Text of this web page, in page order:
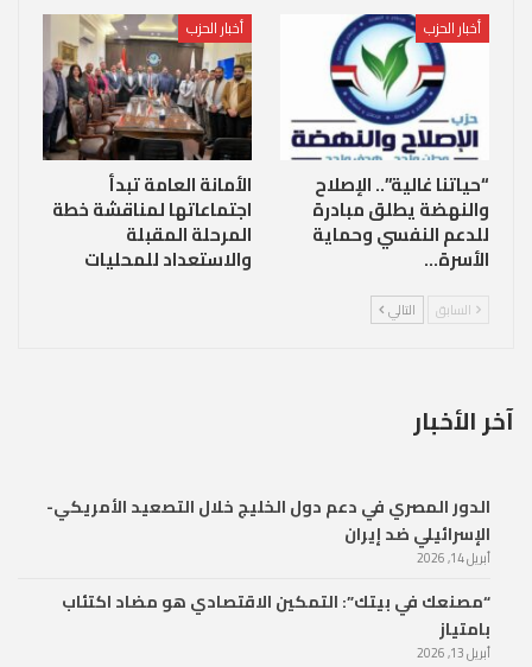
أخبار الحزب
“حياتنا غالية”.. الإصلاح
والنهضة يطلق مبادرة
للدعم النفسي وحماية
الأسرة…
أخبار الحزب
الأمانة العامة تبدأ
اجتماعاتها لمناقشة خطة
المرحلة المقبلة
والاستعداد للمحليات
السابق التالي
آخر الأخبار
الدور المصري في دعم دول الخليج خلال التصعيد الأمريكي-
الإسرائيلي ضد إيران
أبريل 14, 2026
“مصنعك في بيتك”: التمكين الاقتصادي هو مضاد اكتئاب
بامتياز
أبريل 13, 2026